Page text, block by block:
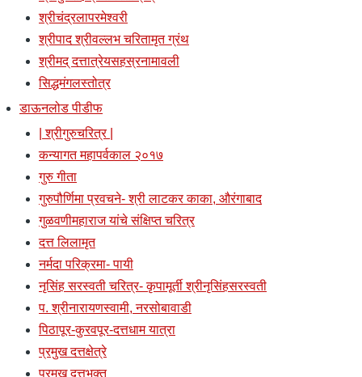
श्रीचंद्रलापरमेश्वरी
श्रीपाद श्रीवल्लभ चरितामृत ग्रंथ
श्रीमद् दत्तात्रेयसहस्रनामावली
सिद्धमंगलस्तोत्र
डाऊनलोड पीडीफ
| श्रीगुरुचरित्र |
कन्यागत महापर्वकाल २०१७
गुरु गीता
गुरुपौर्णिमा प्रवचने- श्री लाटकर काका, औरंगाबाद
गुळवणीमहाराज यांचे संक्षिप्त चरित्र
दत्त लिलामृत
नर्मदा परिक्रमा- पायी
नृसिंह सरस्वती चरित्र- कृपामूर्ती श्रीनृसिंहसरस्वती
प. श्रीनारायणस्वामी, नरसोबावाडी
पिठापूर-कुरवपूर-दत्तधाम यात्रा
प्रमुख दत्तक्षेत्रे
प्रमुख दत्तभक्त